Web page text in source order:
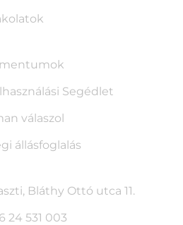
Segédlet
válaszol
állásfoglalás
Bláthy Ottó utca 11.
24 531 003